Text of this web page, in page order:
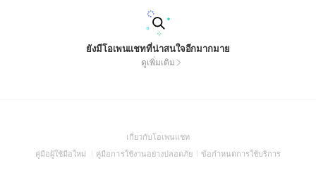
ยังมีโอเพนแชทที่น่าสนใจอีกมากมาย
ดูเพิ่มเติม
เกี่ยวกับโอเพนแชท(Open
in
คู่มือผู้ใช้มือใหม่
(Open
คู่มือการใช้งานอย่างปลอดภัย(Open
ข้อกำหนดการใช้บริการ(Open